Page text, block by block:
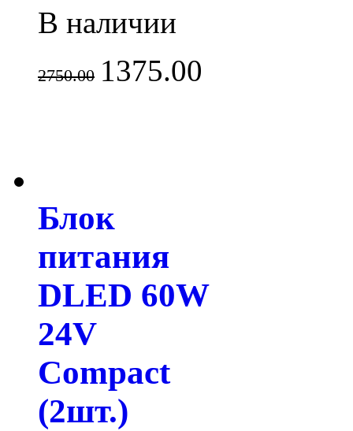
В наличии
2750.00 1375.00
Блок
питания
DLED 60W
24V
Compact
(2шт.)